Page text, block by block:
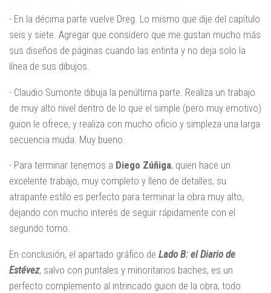
- En la décima parte vuelve Dreg. Lo mismo que dije del capítulo
seis y siete. Agregar que considero que me gustan mucho más
sus diseños de páginas cuando las entinta y no deja solo la
línea de sus dibujos.
- Claudio Sumonte dibuja la penúltima parte. Realiza un trabajo
de muy alto nivel dentro de lo que el simple (pero muy emotivo)
guion le ofrece, y realiza con mucho oficio y simpleza una larga
secuencia muda. Muy bueno.
- Para terminar tenemos a Diego Zúñiga, quien hace un
excelente trabajo, muy completo y lleno de detalles, su
atrapante estilo es perfecto para terminar la obra muy alto,
dejando con mucho interés de seguir rápidamente con el
segundo tomo.
En conclusión, el apartado gráfico de Lado B: el Diario de
Estévez, salvo con puntales y minoritarios baches, es un
perfecto complemento al intrincado guion de la obra, todo